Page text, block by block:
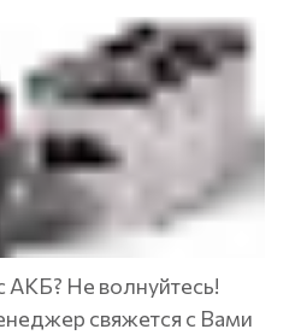
АКБ? Не волнуйтесь!
свяжется с Вами